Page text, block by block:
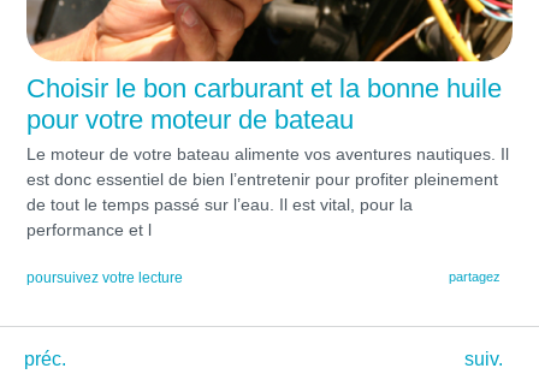
Choisir le bon carburant et la bonne huile
pour votre moteur de bateau
Le moteur de votre bateau alimente vos aventures nautiques. Il
est donc essentiel de bien l’entretenir pour profiter pleinement
de tout le temps passé sur l’eau. Il est vital, pour la
performance et l
poursuivez votre lecture partagez
préc. suiv.